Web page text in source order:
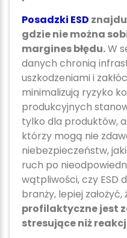
Posadzki ESD
gdzie nie można
margines błędu.W
danych chronią
uszkodzeniami i
minimalizują ryzyko
produkcyjnych
tylko dla produktów,
którzy mogą nie
niebezpieczeństw,
ruch po
wątpliwości, czy ESD
branży, lepiej
profilaktyczne jest
stresujące niż